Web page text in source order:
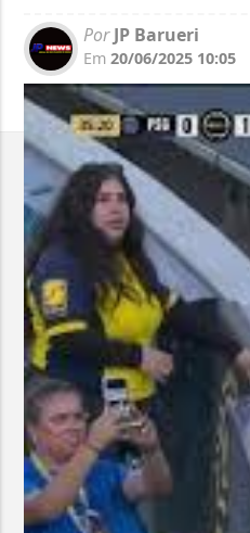
PorJP Barueri
Em 20/06/2025 10:05